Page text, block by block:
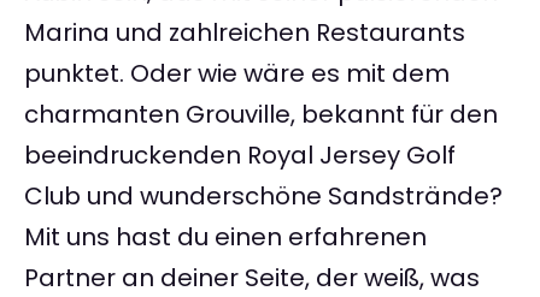
Marina und zahlreichen Restaurants
punktet. Oder wie wäre es mit dem
charmanten Grouville, bekannt für den
beeindruckenden Royal Jersey Golf
Club und wunderschöne Sandstrände?
Mit uns hast du einen erfahrenen
Partner an deiner Seite, der weiß, was